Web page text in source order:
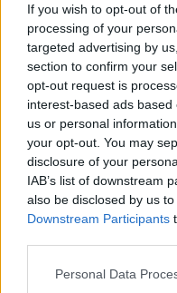
If you wish to opt-out of
processing of your
targeted advertising by
section to confirm your
opt-out request is
interest-based ads
us or personal
your opt-out. You may
disclosure of your
IAB’s list of downstream
also be disclosed by us
Downstream Participants
Personal Data
9